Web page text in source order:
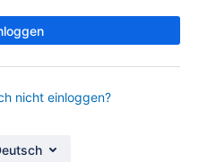
nicht einloggen?